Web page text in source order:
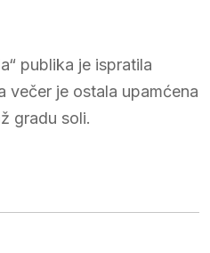
publika je ispratila
večer je ostala upamćena
gradu soli.